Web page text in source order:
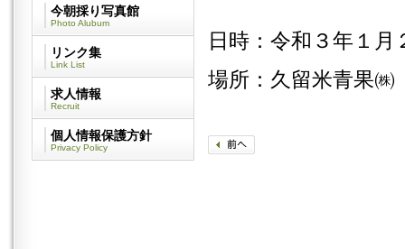
今朝採り写真館
Photo Alubum
リンク集
Link List
求人情報
Recruit
個人情報保護方針
Privacy Policy
日時：令和３年１月
場所：久留米青果㈱